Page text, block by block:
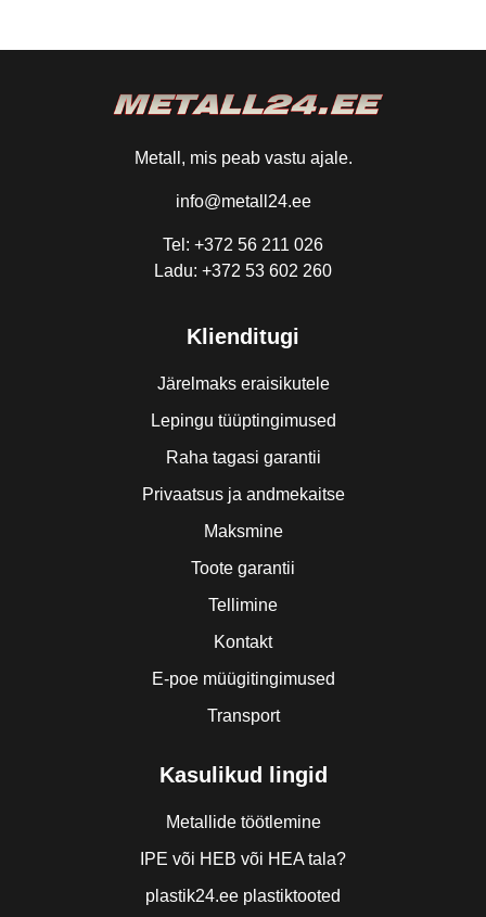
Metall, mis peab vastu ajale.
info@metall24.ee
Tel: +372 56 211 026
Ladu: +372 53 602 260
Klienditugi
Järelmaks eraisikutele
Lepingu tüüptingimused
Raha tagasi garantii
Privaatsus ja andmekaitse
Maksmine
Toote garantii
Tellimine
Kontakt
E-poe müügitingimused
Transport
Kasulikud lingid
Metallide töötlemine
IPE või HEB või HEA tala?
plastik24.ee plastiktooted